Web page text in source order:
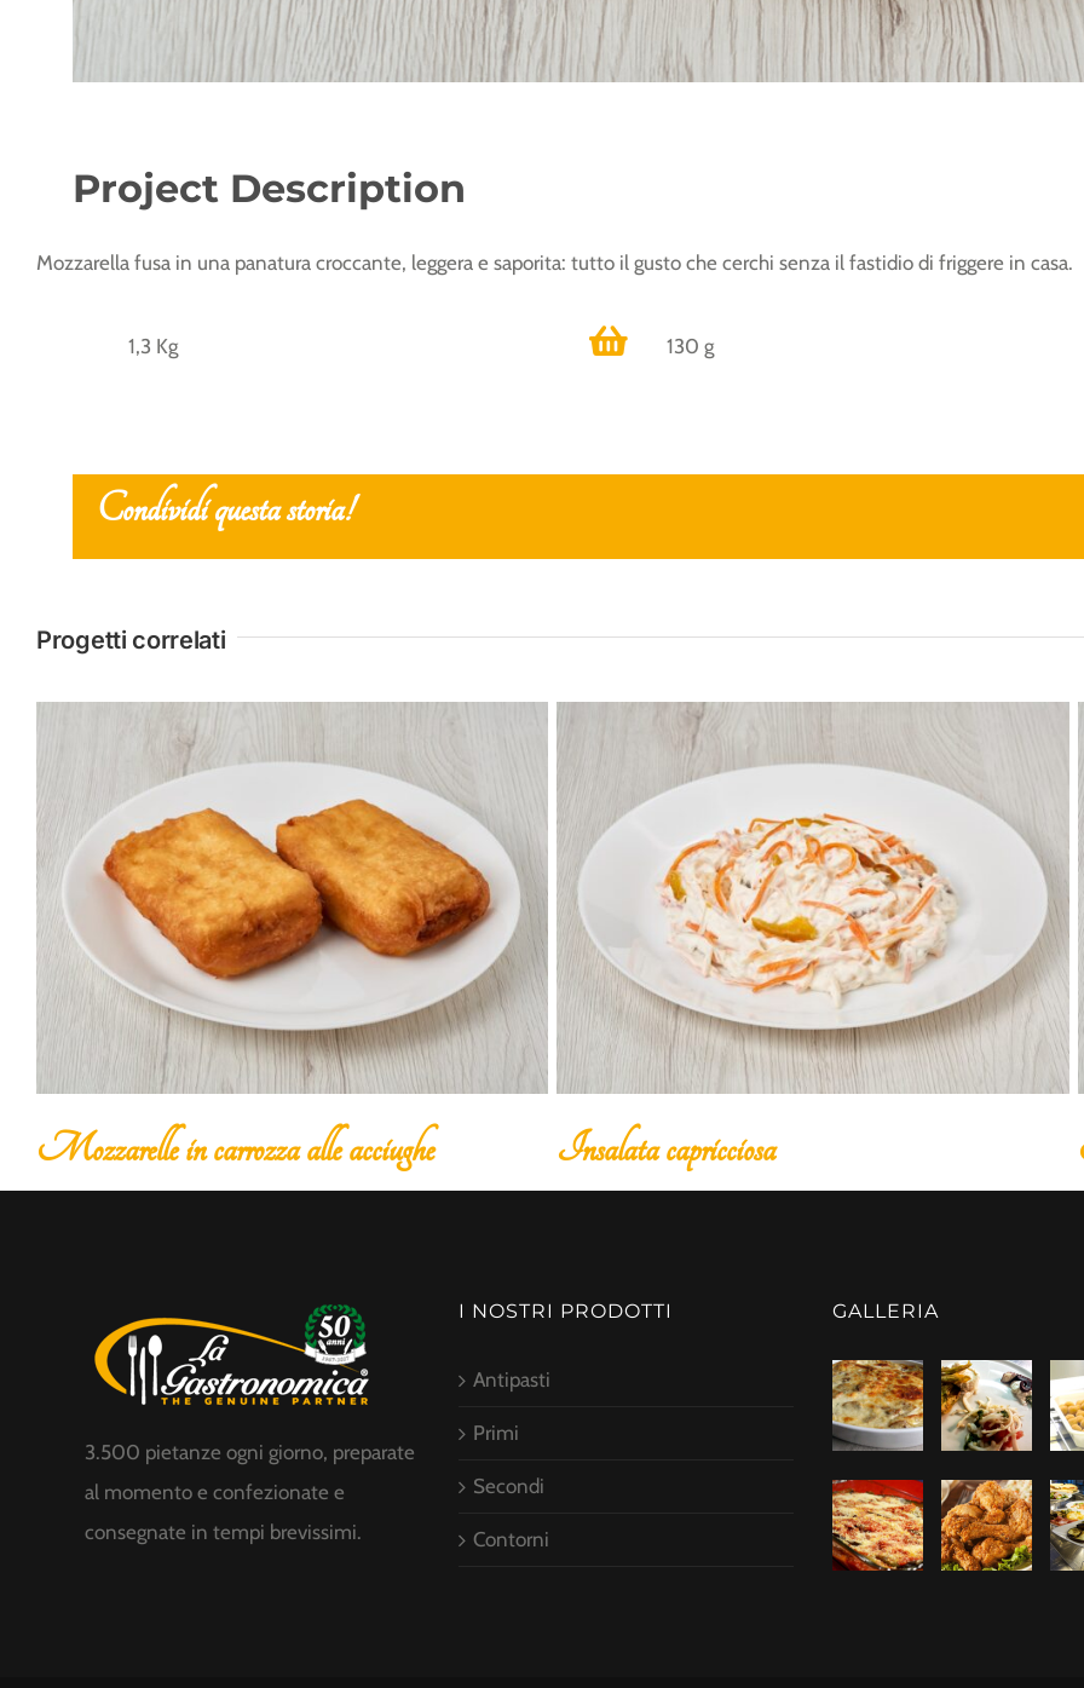
Project Description
Mozzarella fusa in una panatura croccante, leggera e saporita: tutto il gusto che cerchi senza il fastidio di friggere in casa.
1,3 Kg 130 g
Condividi questa storia!
Progetti correlati
alle acciughe Insalata capricciosa Mucchietti di
3.500 pietanze ogni giorno, preparate
al momento e confezionate e
consegnate in tempi brevissimi.
I NOSTRI PRODOTTI
Antipasti
Primi
Secondi
Contorni
GALLERIA